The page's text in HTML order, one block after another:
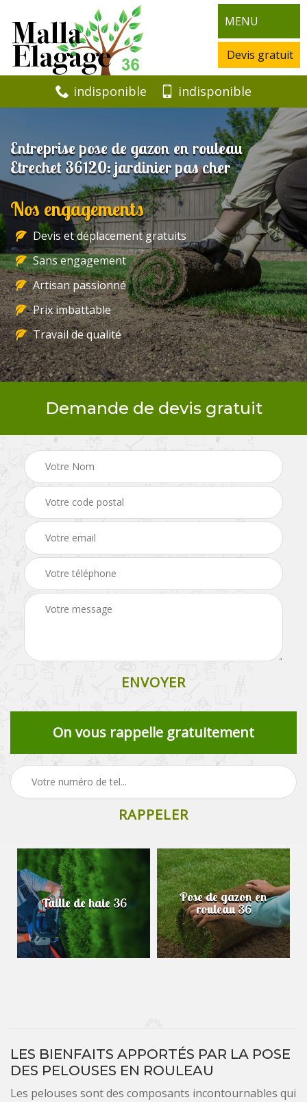
MENU
Devis gratuit
indisponible indisponible
Entreprise pose de gazon en rouleau
Etrechet 36120: jardinier pas cher
Nos engagements
Devis et déplacement gratuits
Sans engagement
Artisan passionné
Prix imbattable
Travail de qualité
Demande de devis gratuit
On vous rappelle gratuitement
Taille de haie 36 Pose de gazon en
rouleau 36
LES BIENFAITS APPORTÉS PAR LA POSE
DES PELOUSES EN ROULEAU
Les pelouses sont des composants incontournables qui